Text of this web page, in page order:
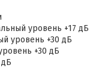
уровень +17 дБ
уровень +30 дБ
+30 дБ